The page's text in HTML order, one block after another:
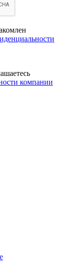
компании